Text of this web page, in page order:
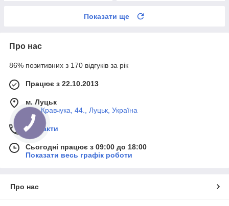
Показати ще
Про нас
86% позитивних з 170 відгуків за рік
Працює з 22.10.2013
м. Луцьк
вул. Кравчука, 44., Луцьк, Україна
Контакти
Сьогодні працює з 09:00 до 18:00
Показати весь графік роботи
Про нас